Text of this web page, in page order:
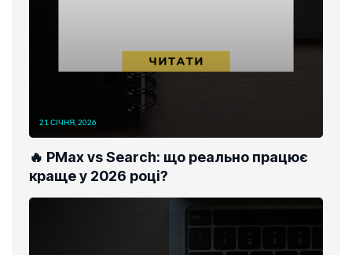
21 СІЧНЯ, 2026
🔥 PMax vs Search: що реально працює
краще у 2026 році?